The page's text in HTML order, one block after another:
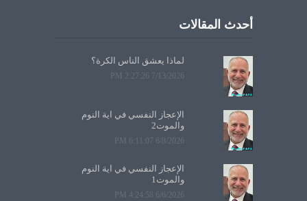
أحدث المقالات
لماذا يعشق الناس الكرة؟
7/13/2026 2:27:26 PM
الإعجاز النفسي في آية النوم
والموت2
6/8/2026 6:11:07 PM
الإعجاز النفسي في آية النوم
والموت1
6/6/2026 4:24:58 PM